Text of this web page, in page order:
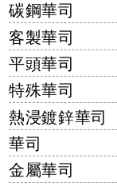
碳鋼華司
客製華司
平頭華司
特殊華司
熱浸鍍鋅華司
華司
金屬華司